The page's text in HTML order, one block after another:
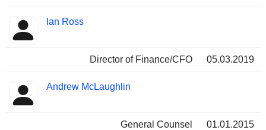
Ian Ross
Director of Finance/CFO 05.03.2019
Andrew McLaughlin
General Counsel
01.01.2015